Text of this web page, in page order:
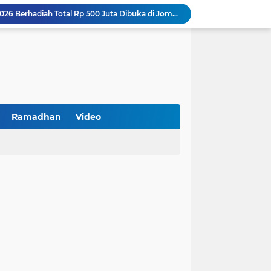
Turnamen PKDI Cup II 2026 Berhadiah Total Rp 500 Juta Dibuka di Jombang, Ketua PKDI Jatim Syaifullah Mahdi: Ajang Silaturrahmi dan Media Komunikasi Antar-Kades untuk Memajukan Desa
Kemerdekaan
Kemenkop Tekankan Peran Strategis Manajer dalam Menentukan Keberhasilan KDKMP
Ramadhan Video